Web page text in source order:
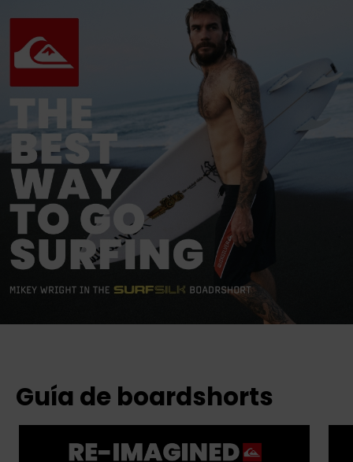
Guía de boardshorts